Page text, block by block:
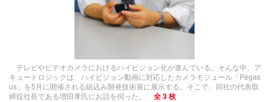
テレビやビデオカメラにおけるハイビジョン化が進んでいる。そんな中、ア
キュートロジックは、ハイビジョン動画に対応したカメラモジュール「Pegas
us」を5月に開催される組込み開発技術展に展示する。そこで、同社の代表取
締役社長である増田孝氏にお話を伺った。
全 3 枚